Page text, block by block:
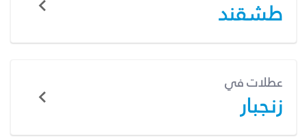
طشقند
عطلات في
زنجبار